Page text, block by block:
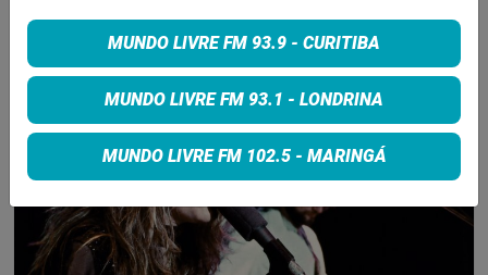
LEIA TAMBÉM
MUNDO LIVRE FM 93.9 - CURITIBA
MUNDO LIVRE FM 93.1 - LONDRINA
MUNDO LIVRE FM 102.5 - MARINGÁ